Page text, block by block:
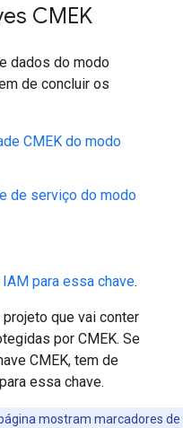
CMEK
dados do modo
de concluir os
CMEK do modo
de serviço do modo
para essa chave.
que vai conter
por CMEK. Se
CMEK, tem de
essa chave.
mostram marcadores de